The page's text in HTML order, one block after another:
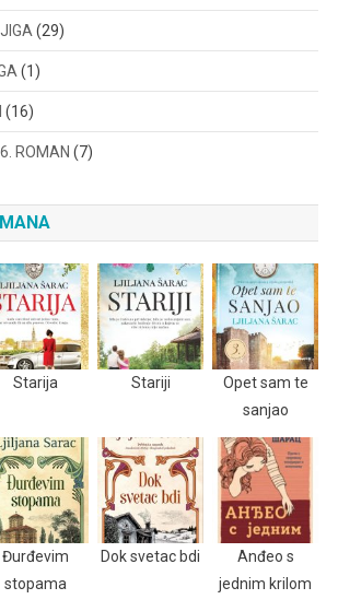
(29)
(1)
(16)
ROMAN (7)
Starija Stariji
Opet sam te
sanjao
Đurđevim
stopama
Dok svetac bdi
Anđeo s
jednim krilom